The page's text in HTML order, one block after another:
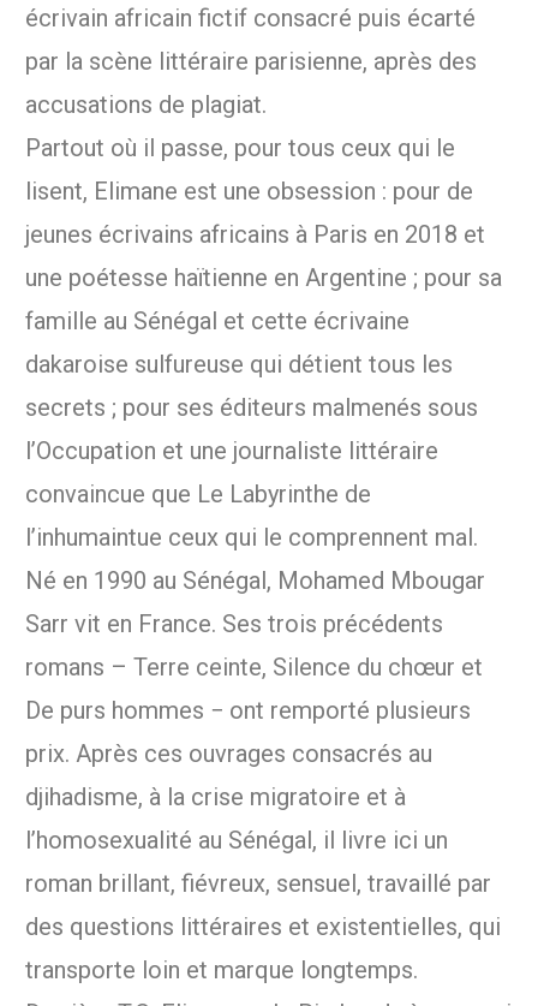
écrivain africain fictif consacré puis écarté
par la scène littéraire parisienne, après des
accusations de plagiat.
Partout où il passe, pour tous ceux qui le
lisent, Elimane est une obsession : pour de
jeunes écrivains africains à Paris en 2018 et
une poétesse haïtienne en Argentine ; pour sa
famille au Sénégal et cette écrivaine
dakaroise sulfureuse qui détient tous les
secrets ; pour ses éditeurs malmenés sous
l’Occupation et une journaliste littéraire
convaincue que Le Labyrinthe de
l’inhumaintue ceux qui le comprennent mal.
Né en 1990 au Sénégal, Mohamed Mbougar
Sarr vit en France. Ses trois précédents
romans – Terre ceinte, Silence du chœur et
De purs hommes − ont remporté plusieurs
prix. Après ces ouvrages consacrés au
djihadisme, à la crise migratoire et à
l’homosexualité au Sénégal, il livre ici un
roman brillant, fiévreux, sensuel, travaillé par
des questions littéraires et existentielles, qui
transporte loin et marque longtemps.